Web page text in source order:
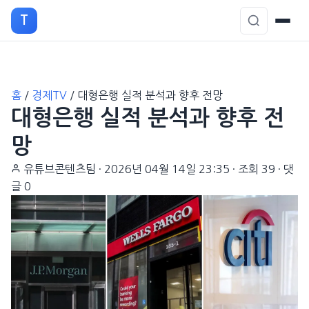
T
홈 / 경제TV / 대형은행 실적 분석과 향후 전망
대형은행 실적 분석과 향후 전
망
유튜브콘텐츠팀 · 2026년 04월 14일 23:35 · 조회 39 · 댓
글 0